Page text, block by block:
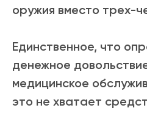
оружия вместо трех-
Единственное, что
денежное
медицинское
это не хватает